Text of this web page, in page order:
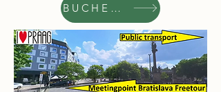
BUCHEN SIE JETZT